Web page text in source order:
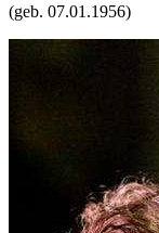
(geb. 07.01.1956)